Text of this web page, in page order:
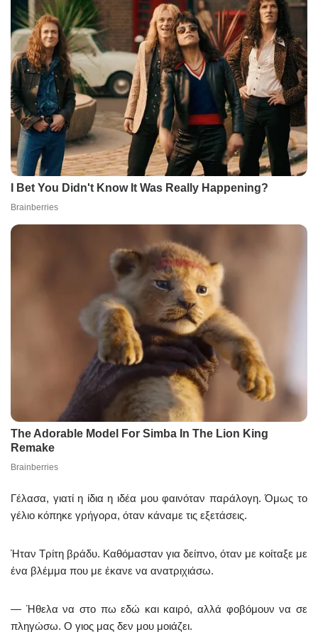
Γέλασα, γιατί η ίδια η ιδέα μου φαινόταν παράλογη. Όμως το
γέλιο κόπηκε γρήγορα, όταν κάναμε τις εξετάσεις.
Ήταν Τρίτη βράδυ. Καθόμασταν για δείπνο, όταν με κοίταξε με
ένα βλέμμα που με έκανε να ανατριχιάσω.
— Ήθελα να στο πω εδώ και καιρό, αλλά φοβόμουν να σε
πληγώσω. Ο γιος μας δεν μου μοιάζει.